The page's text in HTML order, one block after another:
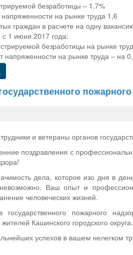
безработицы – 1.7%
на рынке труда 1,6
граждан в расчете на одну
1 июня 2017 года:
безработицы на рынке
напряженности на рынке труда – на
и ветераны органов
поздравления с
дела, которое изо дня в
Ваш опыт и
человеческих жизней.
государственного пожарного
Кашинского городского округа.
успехов в вашем нелегком